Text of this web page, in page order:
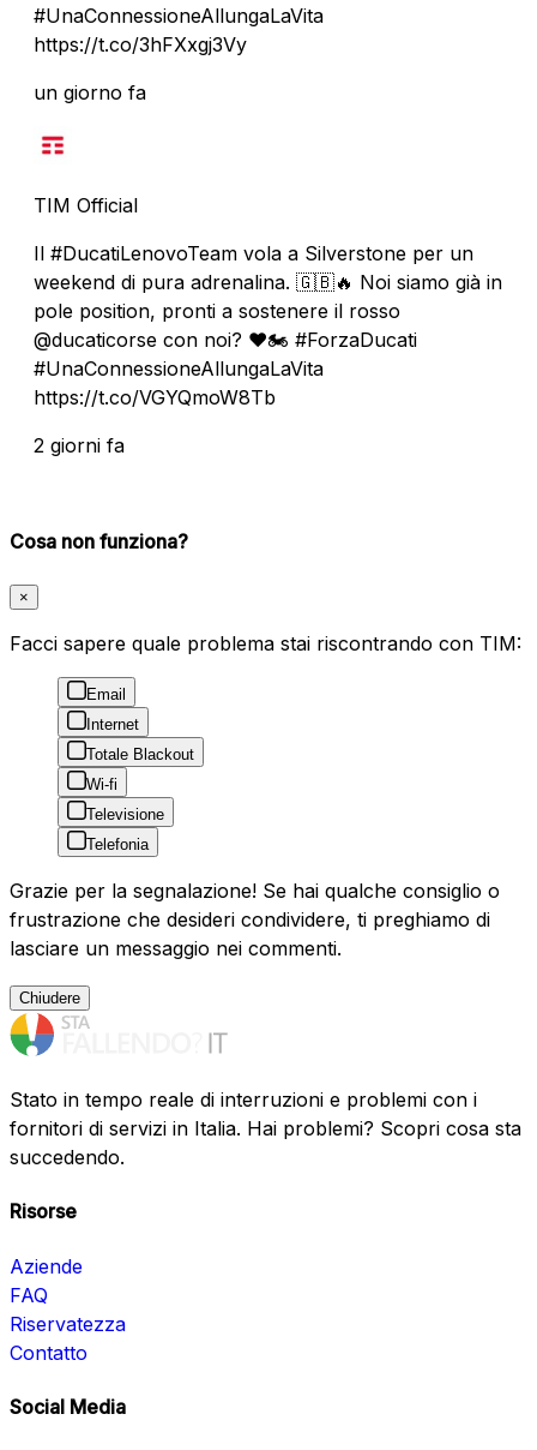
#UnaConnessioneAllungaLaVita
https://t.co/3hFXxgj3Vy
un giorno fa
TIM Official
Il #DucatiLenovoTeam vola a Silverstone per un
weekend di pura adrenalina. 🇬🇧🔥 Noi siamo già in
pole position, pronti a sostenere il rosso
@ducaticorse con noi? ❤️🏍️ #ForzaDucati
#UnaConnessioneAllungaLaVita
https://t.co/VGYQmoW8Tb
2 giorni fa
Cosa non funziona?
×
Facci sapere quale problema stai riscontrando con TIM:
Email
Internet
Totale Blackout
Wi-fi
Televisione
Telefonia
Grazie per la segnalazione! Se hai qualche consiglio o
frustrazione che desideri condividere, ti preghiamo di
lasciare un messaggio nei commenti.
Chiudere
Stato in tempo reale di interruzioni e problemi con i
fornitori di servizi in Italia. Hai problemi? Scopri cosa sta
succedendo.
Risorse
Aziende
FAQ
Riservatezza
Contatto
Social Media